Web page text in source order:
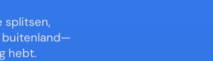
splitsen,
buitenland—
hebt.